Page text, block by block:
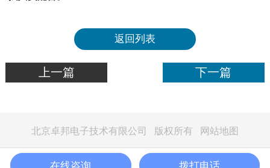
返回列表
上一篇 下一篇
北京卓邦电子技术有限公司 版权所有 网站地图
在线咨询 拨打电话